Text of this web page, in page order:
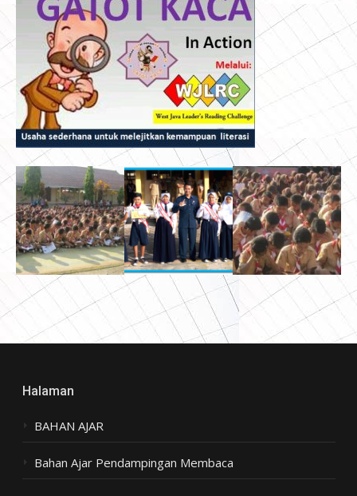
Halaman
BAHAN AJAR
Bahan Ajar Pendampingan Membaca